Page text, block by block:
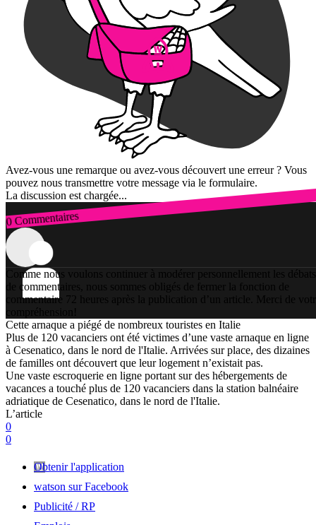
Avez-vous une remarque ou avez-vous découvert une erreur ? Vous
pouvez nous transmettre votre message via le formulaire.
La discussion est chargée...
0 Commentaires
Connexion
Comme nous voulons continuer à modérer personnellement les débats
de commentaires, nous sommes obligés de fermer la fonction de
commentaire 72 heures après la publication d’un article. Merci de
compréhension!
Cette arnaque a piégé de nombreux touristes en Italie
Plus de 120 vacanciers ont été victimes d’une vaste arnaque en ligne
à Cesenatico, dans le nord de l'Italie. Arrivées sur place, des dizaines
de familles ont découvert que leur logement n’existait pas.
Une vaste escroquerie en ligne portant sur des hébergements de
vacances a touché plus de 120 vacanciers dans la station balnéaire
adriatique de Cesenatico, dans le nord de l'Italie.
L’article
0
0
Obtenir l'application
watson sur Facebook
Publicité / RP